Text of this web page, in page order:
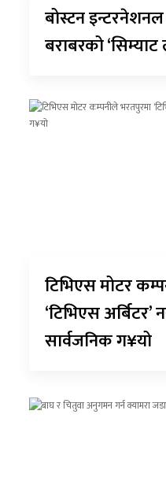
बोस्टन
बराबरको ‘सिम्याट
टिभिएस मोटर
‘टिभिएस अर्बिटर’
सार्वजनिक ग¥यो